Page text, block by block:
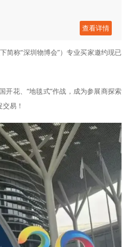
查看详情
简称“深圳物博会”）专业买家邀约现已
花、“地毯式”作战，成为参展商探索
易！